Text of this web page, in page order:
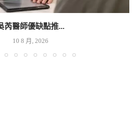
芮醫師優缺點推...
10 8 月, 2026